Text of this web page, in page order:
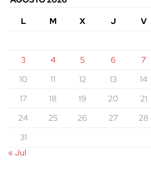
L
M X J V
3
4 5 6 7
10
11 12 13 14
17
18 19 20 21
24
25 26 27 28
31
« Jul